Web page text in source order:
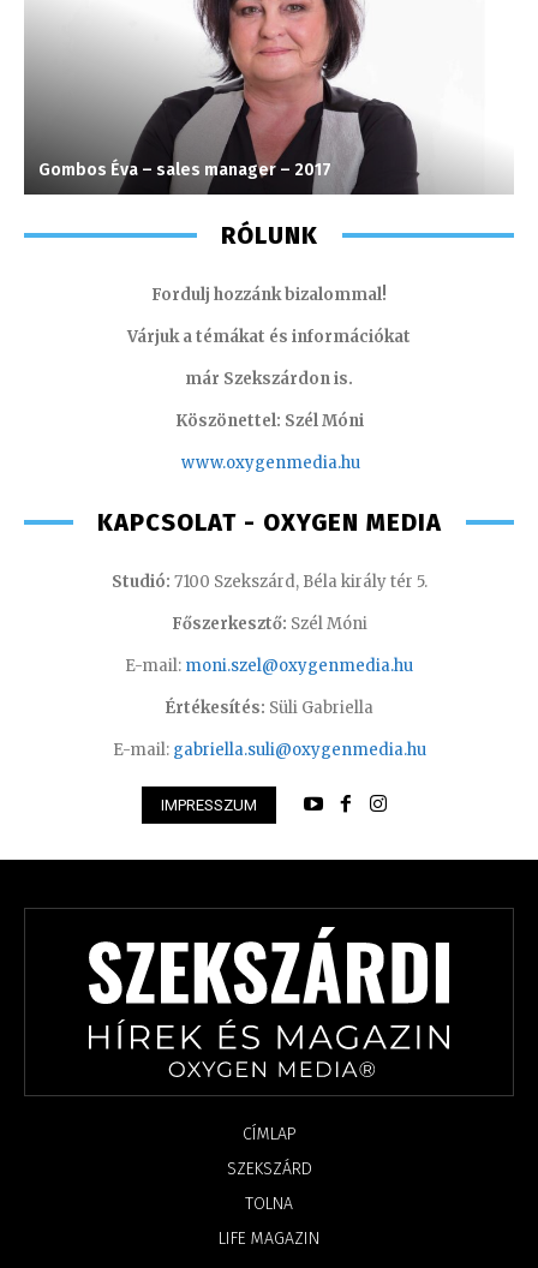
Gombos Éva – sales manager – 2017
RÓLUNK
Fordulj hozzánk bizalommal!
Várjuk a témákat és információkat
már Szekszárdon is.
Köszönettel: Szél Móni
www.oxygenmedia.hu
KAPCSOLAT - OXYGEN MEDIA
Studió: 7100 Szekszárd, Béla király tér 5.
Főszerkesztő: Szél Móni
E-mail: moni.szel@oxygenmedia.hu
Értékesítés: Süli Gabriella
E-mail: gabriella.suli@oxygenmedia.hu
IMPRESSZUM
CÍMLAP
SZEKSZÁRD
TOLNA
LIFE MAGAZIN